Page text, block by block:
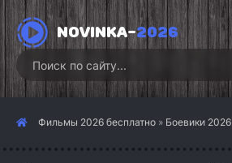
NOVINKA-2026
Фильмы 2026 бесплатно » Боевики 2026